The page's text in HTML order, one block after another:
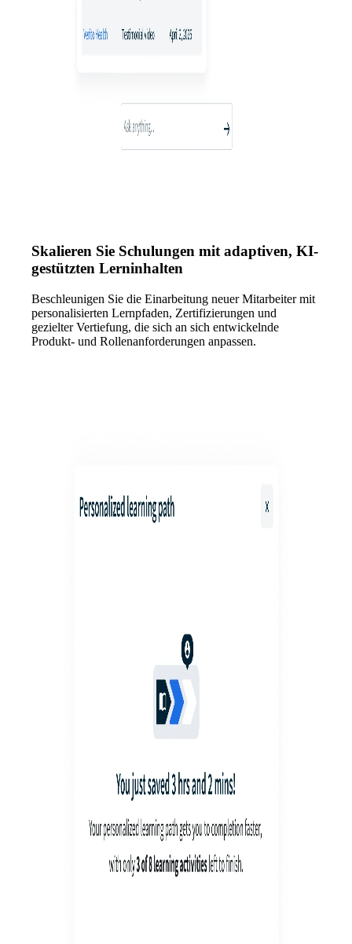
Skalieren Sie Schulungen mit adaptiven, KI-
gestützten Lerninhalten
Beschleunigen Sie die Einarbeitung neuer Mitarbeiter mit
personalisierten Lernpfaden, Zertifizierungen und
gezielter Vertiefung, die sich an sich entwickelnde
Produkt- und Rollenanforderungen anpassen.